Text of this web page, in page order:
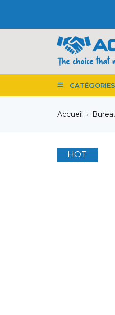
CATÉGORIES
Accueil ›
HOT